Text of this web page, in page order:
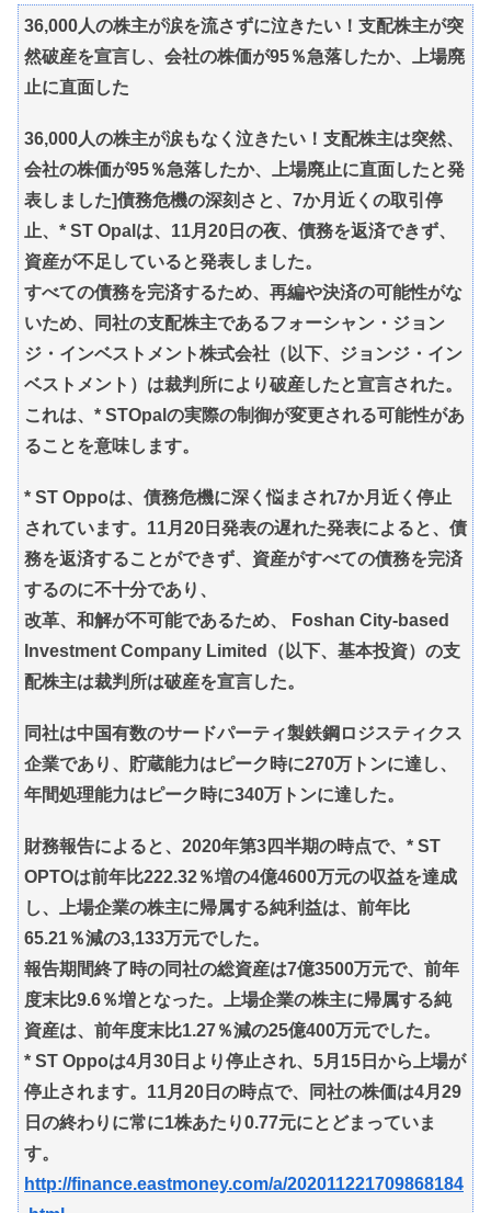
36,000人の株主が涙を流さずに泣きたい！支配株主が突
然破産を宣言し、会社の株価が95％急落したか、上場廃
止に直面した
36,000人の株主が涙もなく泣きたい！支配株主は突然、
会社の株価が95％急落したか、上場廃止に直面したと発
表しました]債務危機の深刻さと、7か月近くの取引停
止、* ST Opalは、11月20日の夜、債務を返済できず、
資産が不足していると発表しました。
すべての債務を完済するため、再編や決済の可能性がな
いため、同社の支配株主であるフォーシャン・ジョン
ジ・インベストメント株式会社（以下、ジョンジ・イン
ベストメント）は裁判所により破産したと宣言された。
これは、* STOpalの実際の制御が変更される可能性があ
ることを意味します。
* ST Oppoは、債務危機に深く悩まされ7か月近く停止
されています。11月20日発表の遅れた発表によると、債
務を返済することができず、資産がすべての債務を完済
するのに不十分であり、
改革、和解が不可能であるため、 Foshan City-based
Investment Company Limited（以下、基本投資）の支
配株主は裁判所は破産を宣言した。
同社は中国有数のサードパーティ製鉄鋼ロジスティクス
企業であり、貯蔵能力はピーク時に270万トンに達し、
年間処理能力はピーク時に340万トンに達した。
財務報告によると、2020年第3四半期の時点で、* ST
OPTOは前年比222.32％増の4億4600万元の収益を達成
し、上場企業の株主に帰属する純利益は、前年比
65.21％減の3,133万元でした。
報告期間終了時の同社の総資産は7億3500万元で、前年
度末比9.6％増となった。上場企業の株主に帰属する純
資産は、前年度末比1.27％減の25億400万元でした。
* ST Oppoは4月30日より停止され、5月15日から上場が
停止されます。11月20日の時点で、同社の株価は4月29
日の終わりに常に1株あたり0.77元にとどまっていま
す。
http://finance.eastmoney.com/a/202011221709868184